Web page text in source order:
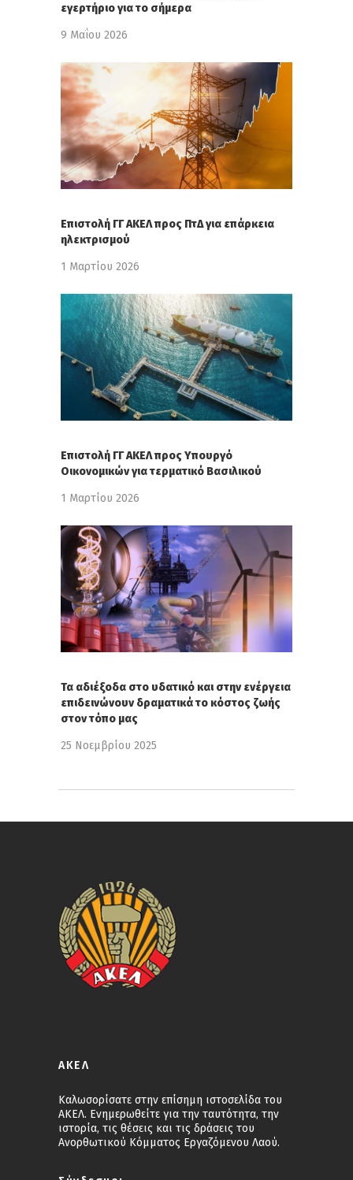
εγερτήριο για το σήμερα
9 Μαΐου 2026
Επιστολή ΓΓ ΑΚΕΛ προς ΠτΔ για επάρκεια
ηλεκτρισμού
1 Μαρτίου 2026
Επιστολή ΓΓ ΑΚΕΛ προς Υπουργό
Οικονομικών για τερματικό Βασιλικού
1 Μαρτίου 2026
Τα αδιέξοδα στο υδατικό και στην ενέργεια
επιδεινώνουν δραματικά το κόστος ζωής
στον τόπο μας
25 Νοεμβρίου 2025
ΑΚΕΛ
Καλωσορίσατε στην επίσημη ιστοσελίδα του
ΑΚΕΛ. Ενημερωθείτε για την ταυτότητα, την
ιστορία, τις θέσεις και τις δράσεις του
Ανορθωτικού Κόμματος Εργαζόμενου Λαού.